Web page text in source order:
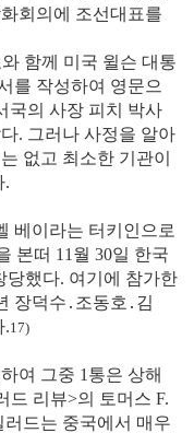
회의에 조선대표를
함께 미국 윌슨 대통
를 작성하여 영문으
국의 사장 피치 박사
. 그러나 사정을 알아
없고 최소한 기관이
.
베이라는 터키인으로
본떠 11월 30일 한국
당했다. 여기에 참가한
장덕수․조동호․김
.17)
여 그중 1통은 상해
드 리뷰>의 토머스 F.
드는 중국에서 매우